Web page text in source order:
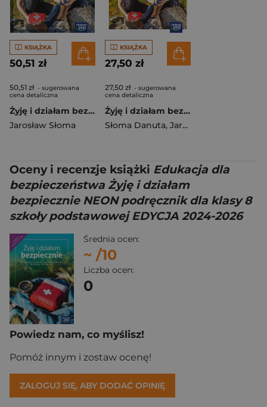
KSIĄŻKA
50,51 zł
50,51 zł - sugerowana
cena detaliczna
Żyję i działam bezpiecznie Podręcznik do edukacji dla bezpieczeństwa Liceum ogólnokształcące i technikum
Jarosław Słoma
KSIĄŻKA
27,50 zł
27,50 zł - sugerowana
cena detaliczna
Żyję i działam bezpiecznie Zeszyt ćwiczeń do edukacji dla bezpieczeństwa Liceum ogólnokształcące i technikum
Słoma Danuta, Jarosław Słoma
Oceny i recenzje książki Edukacja dla
bezpieczeństwa Żyję i działam
bezpiecznie NEON podręcznik dla klasy 8
szkoły podstawowej EDYCJA 2024-2026
Średnia ocen:
~ /10
Liczba ocen:
0
Powiedz nam, co myślisz!
Pomóż innym i zostaw ocenę!
ZALOGUJ SIĘ, ABY DODAĆ OPINIĘ